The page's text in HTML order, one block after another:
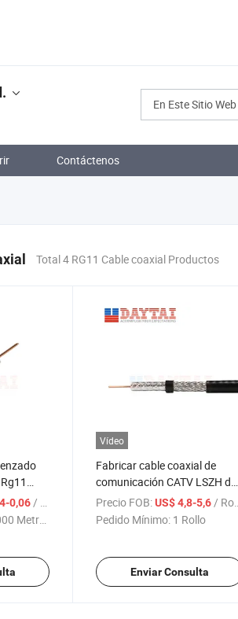
En Este Sitio Web
Contáctenos
Total 4 RG11 Cable coaxial Productos
0,06/ Metro
Metros
Vídeo
Fabricar cable coaxial de
comunicación CATV LSZH de
cobre desnudo Rg11 con gel
Precio FOB: US$ 4,8-5,6/ Rollo
Pedido Mínimo: 1 Rollo
Enviar Consulta